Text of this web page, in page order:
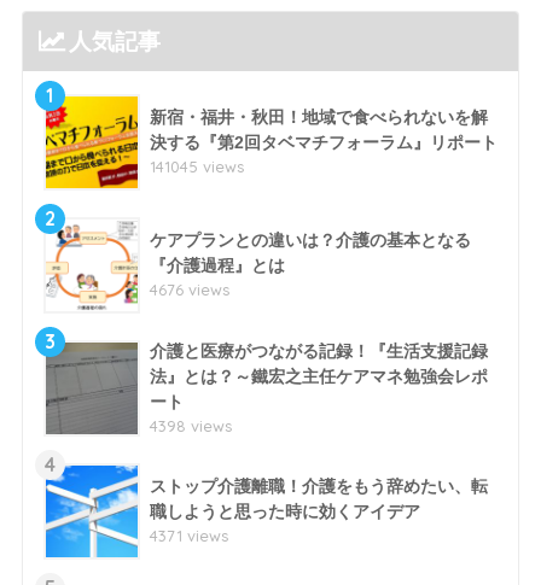
人気記事
1
新宿・福井・秋田！地域で食べられないを解
決する『第2回タベマチフォーラム』リポート
141045 views
2
ケアプランとの違いは？介護の基本となる
『介護過程』とは
4676 views
3
介護と医療がつながる記録！『生活支援記録
法』とは？～鐵宏之主任ケアマネ勉強会レポ
ート
4398 views
4
ストップ介護離職！介護をもう辞めたい、転
職しようと思った時に効くアイデア
4371 views